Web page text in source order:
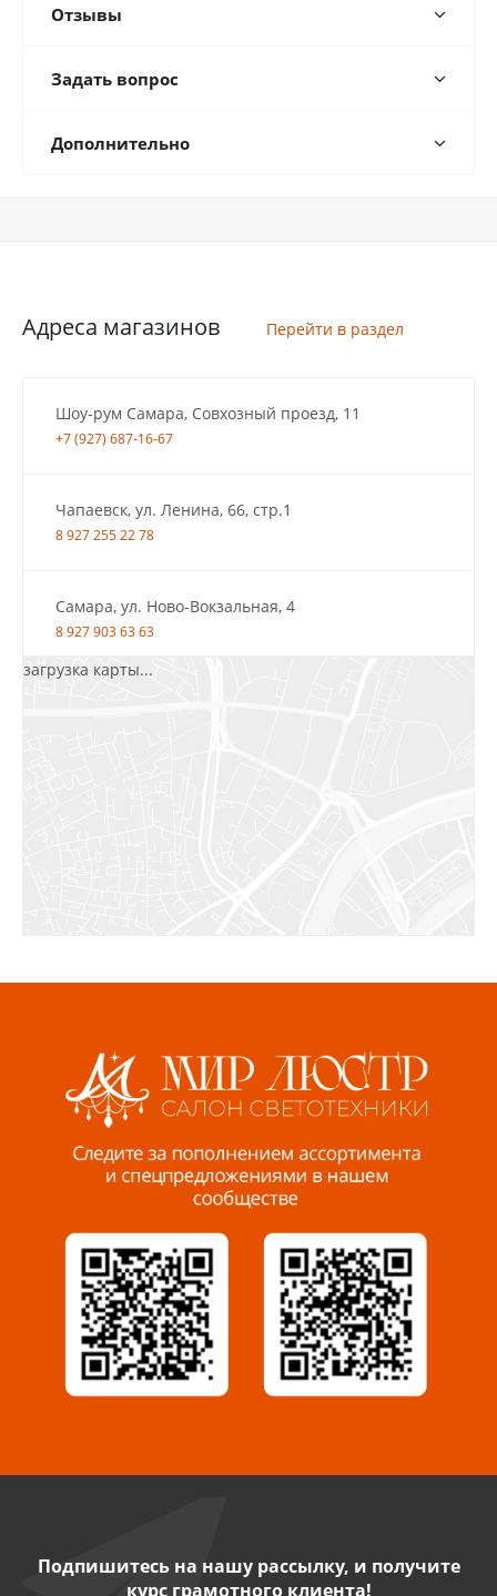
Отзывы
Задать вопрос
Дополнительно
Адреса магазинов Перейти в раздел
Шоу-рум Самара, Совхозный проезд, 11
+7 (927) 687-16-67
Чапаевск, ул. Ленина, 66, стр.1
8 927 255 22 78
Самара, ул. Ново-Вокзальная, 4
8 927 903 63 63
Пенза, ул. Пролетарская, 61 ТЦ "Стройбери"
Миасс, ул. Романенко, 95
8 922 500 30 39
Сызрань, ул. Декабристов, 1А
8 927 009 54 63
Саратов, ул. Танкистов, 37 (БЦ «Дикомп»)
загрузка карты...
Подпишитесь на нашу рассылку, и получите
курс грамотного клиента!